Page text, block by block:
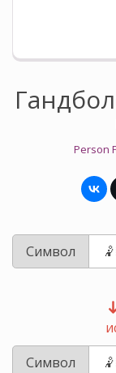
Person
Символ
Символ